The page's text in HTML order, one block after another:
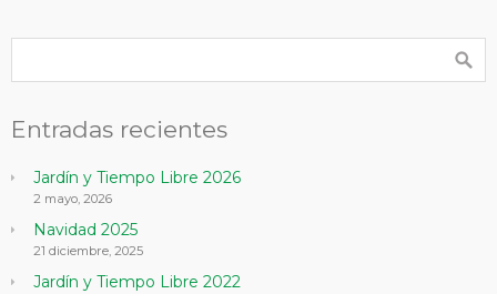
Entradas recientes
Jardín y Tiempo Libre 2026
2 mayo, 2026
Navidad 2025
21 diciembre, 2025
Jardín y Tiempo Libre 2022